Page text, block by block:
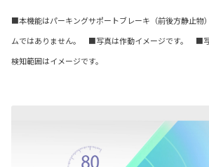
■本機能はパーキングサポートブレーキ（前後方静止物
ムではありません。 ■写真は作動イメージです。 ■
検知範囲はイメージです。